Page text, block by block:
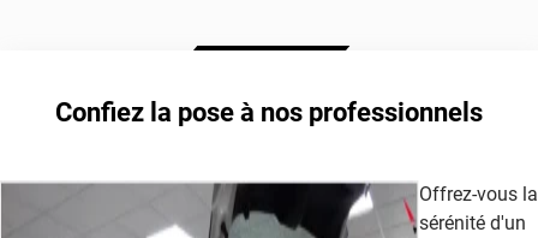
Confiez la pose à nos professionnels
Offrez-vous la
sérénité d'un